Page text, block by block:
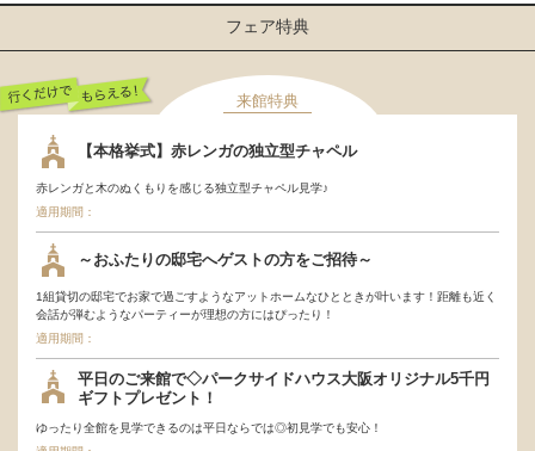
フェア特典
来館特典
【本格挙式】赤レンガの独立型チャペル
赤レンガと木のぬくもりを感じる独立型チャペル見学♪
適用期間：
～おふたりの邸宅へゲストの方をご招待～
1組貸切の邸宅でお家で過ごすようなアットホームなひとときが叶います！距離も近く
会話が弾むようなパーティーが理想の方にはぴったり！
適用期間：
平日のご来館で◇パークサイドハウス大阪オリジナル5千円
ギフトプレゼント！
ゆったり全館を見学できるのは平日ならでは◎初見学でも安心！